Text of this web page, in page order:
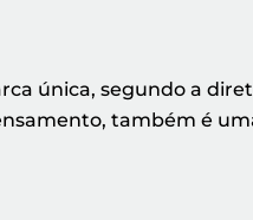
única, segundo a
também é